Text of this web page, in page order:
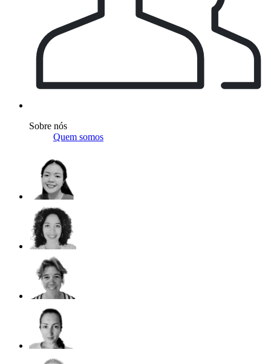
Sobre nós
Quem somos